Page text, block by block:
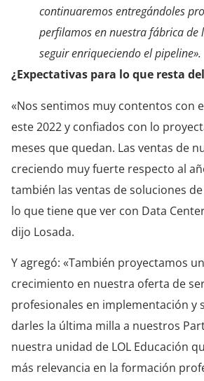
continuaremos entregándoles
perfilamos en nuestra fábrica de
seguir enriqueciendo el pipeline».
¿Expectativas para lo que resta
«Nos sentimos muy contentos con
este 2022 y confiados con lo
meses que quedan. Las ventas de
creciendo muy fuerte respecto al
también las ventas de soluciones
lo que tiene que ver con Data
dijo Losada.
Y agregó: «También proyectamos
crecimiento en nuestra oferta de
profesionales en implementación y
darles la última milla a nuestros
nuestra unidad de LOL Educación
más relevancia en la formación